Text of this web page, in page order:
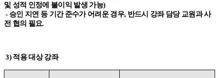
및 성적 인정에 불이익 발생 가능)
- 승인 지연 등 기간 준수가 어려운 경우, 반드시 강좌 담당 교원과 사
전 협의 필요.
3)적용 대상 강좌